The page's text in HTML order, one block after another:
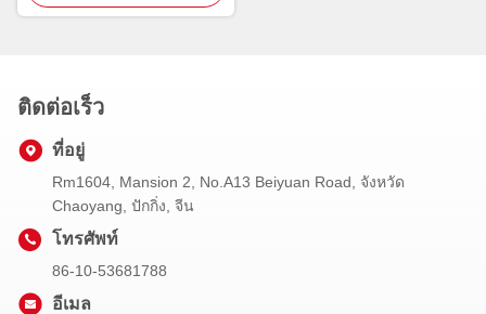
ติดต่อเร็ว
ที่อยู่
Rm1604, Mansion 2, No.A13 Beiyuan Road, จังหวัด
Chaoyang, ปักกิ่ง, จีน
โทรศัพท์
86-10-53681788
อีเมล